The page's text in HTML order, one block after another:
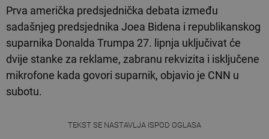
Prva američka predsjednička debata između
sadašnjeg predsjednika Joea Bidena i republikanskog
suparnika Donalda Trumpa 27. lipnja uključivat će
dvije stanke za reklame, zabranu rekvizita i isključene
mikrofone kada govori suparnik, objavio je CNN u
subotu.
TEKST SE NASTAVLJA ISPOD OGLASA